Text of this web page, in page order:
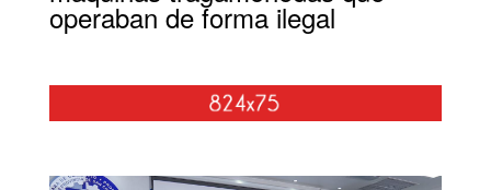
operaban de forma ilegal